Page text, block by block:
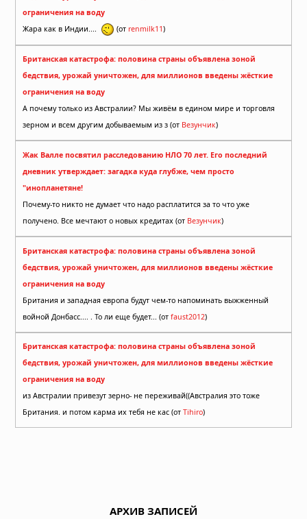
ограничения на воду
Жара как в Индии....
(от renmilk11)
Британская катастрофа: половина страны объявлена зоной
бедствия, урожай уничтожен, для миллионов введены жёсткие
ограничения на воду
А почему только из Австралии? Мы живём в едином мире и торговля
зерном и всем другим добываемым из з (от Везунчик)
Жак Валле посвятил расследованию НЛО 70 лет. Его последний
дневник утверждает: загадка куда глубже, чем просто
"инопланетяне!
Почему-то никто не думает что надо расплатится за то что уже
получено. Все мечтают о новых кредитах (от Везунчик)
Британская катастрофа: половина страны объявлена зоной
бедствия, урожай уничтожен, для миллионов введены жёсткие
ограничения на воду
Британия и западная европа будут чем-то напоминать выжженный
войной Донбасс.... . То ли еще будет... (от faust2012)
Британская катастрофа: половина страны объявлена зоной
бедствия, урожай уничтожен, для миллионов введены жёсткие
ограничения на воду
из Австралии привезут зерно- не переживай((Австралия это тоже
Британия. и потом карма их тебя не кас (от Tihiro)
АРХИВ ЗАПИСЕЙ